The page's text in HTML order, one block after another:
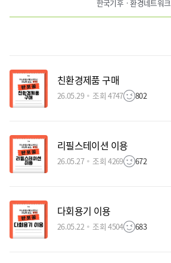
한국기후ㆍ환경네트워크
친환경제품 구매
26.05.29 조회 4747 802
리필스테이션 이용
26.05.27 조회 4269 672
다회용기 이용
26.05.22 조회 4504 683